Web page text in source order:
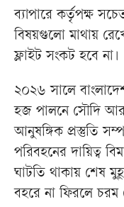
ব্যাপারে কর্তৃপক্ষ
বিষয়গুলো মাথায়
ফ্লাইট সংকট হবে না।
২০২৬ সালে
হজ পালনে সৌদি
আনুষঙ্গিক প্রস্তুতি
পরিবহনের দায়িত্ব
ঘাটতি থাকায় শেষ
বহরে না ফিরলে